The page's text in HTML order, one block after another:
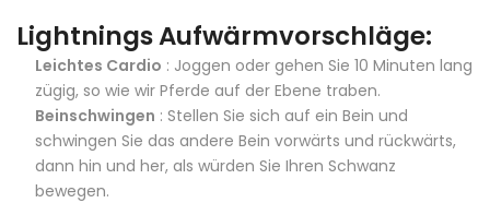
Lightnings Aufwärmvorschläge:
Leichtes Cardio : Joggen oder gehen Sie 10 Minuten lang
zügig, so wie wir Pferde auf der Ebene traben.
Beinschwingen : Stellen Sie sich auf ein Bein und
schwingen Sie das andere Bein vorwärts und rückwärts,
dann hin und her, als würden Sie Ihren Schwanz
bewegen.